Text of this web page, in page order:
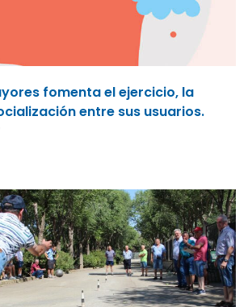
fomenta el ejercicio, la
entre sus usuarios.